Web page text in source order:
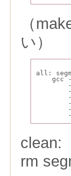
（
い）
all:
gcc
clean:
rm